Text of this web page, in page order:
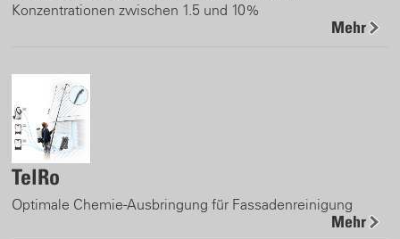
Konzentrationen zwischen 1.5 und 10%
Mehr
TelRo
Optimale Chemie-Ausbringung für Fassadenreinigung
Mehr